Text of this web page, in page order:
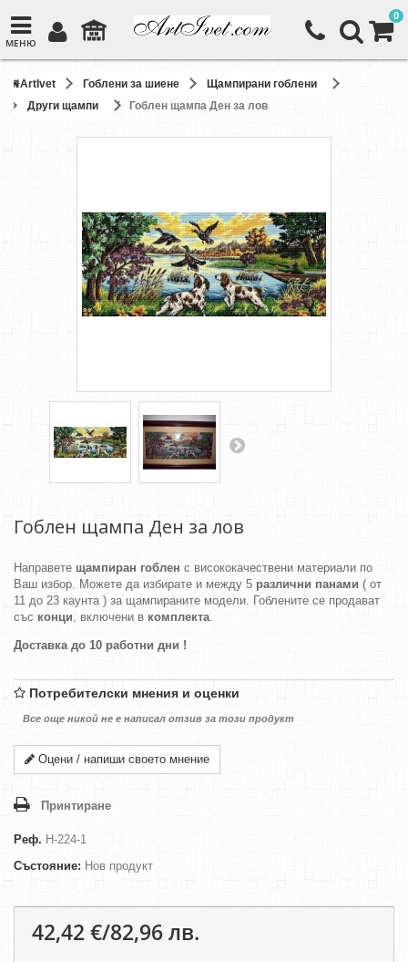
МЕНЮ
0
ArtIvet Гоблени за шиене
Щампирани гоблени
Други щампи
Гоблен щампа Ден за лов
Гоблен щампа Ден за лов
Направете щампиран гоблен с висококачествени материали по
Ваш избор. Можете да избирате и между 5 различни панами ( от
11 до 23 каунта ) за щампираните модели. Гоблените се продават
със конци, включени в комплекта.
Доставка до 10 работни дни !
Потребителски мнения и оценки
Все още никой не е написал отзив за този продукт
Оцени / напиши своето мнение
Принтиране
Реф. H-224-1
Състояние: Нов продукт
42,42 €/82,96 лв.